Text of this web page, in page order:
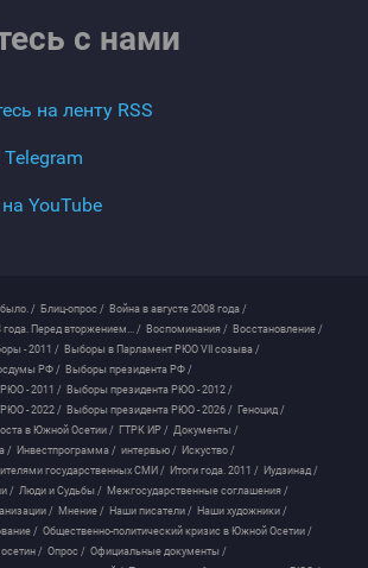
с нами
на ленту RSS
YouTube
было. / Блиц-опрос / Война в августе 2008 года /
года. Перед вторжением... / Воспоминания / Восстановление /
- 2011 / Выборы в Парламент РЮО VII созыва /
РФ / Выборы президента РФ /
- 2011 / Выборы президента РЮО - 2012 /
- 2022 / Выборы президента РЮО - 2026 / Геноцид /
в Южной Осетии / ГТРК ИР / Документы /
/ Инвестпрограмма / интервью / Искуство /
государственных СМИ / Итоги года. 2011 / Иудзинад /
/ Люди и Судьбы / Межгосударственные соглашения /
/ Мнение / Наши писатели / Наши художники /
/ Общественно-политический кризис в Южной Осетии /
/ Опрос / Официальные документы /